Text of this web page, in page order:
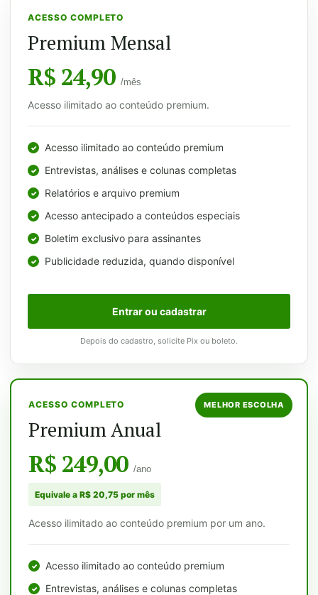
ACESSO COMPLETO
Premium Mensal
R$ 24,90/mês
Acesso ilimitado ao conteúdo premium.
Acesso ilimitado ao conteúdo premium
Entrevistas, análises e colunas completas
Relatórios e arquivo premium
Acesso antecipado a conteúdos especiais
Boletim exclusivo para assinantes
Publicidade reduzida, quando disponível
Entrar ou cadastrar
Depois do cadastro, solicite Pix ou boleto.
MELHOR ESCOLHA
ACESSO COMPLETO
Premium Anual
R$ 249,00/ano
Equivale a R$ 20,75 por mês
Acesso ilimitado ao conteúdo premium por um ano.
Acesso ilimitado ao conteúdo premium
Entrevistas, análises e colunas completas